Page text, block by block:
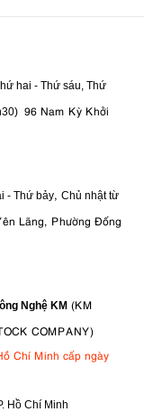
hai - Thứ sáu, Thứ
) 96 Nam Kỳ Khởi
- Thứ bảy, Chủ nhật từ
Lãng, Phường Đống
Nghệ KM (KM
COMPANY)
Chí Minh cấp ngày
Hồ Chí Minh